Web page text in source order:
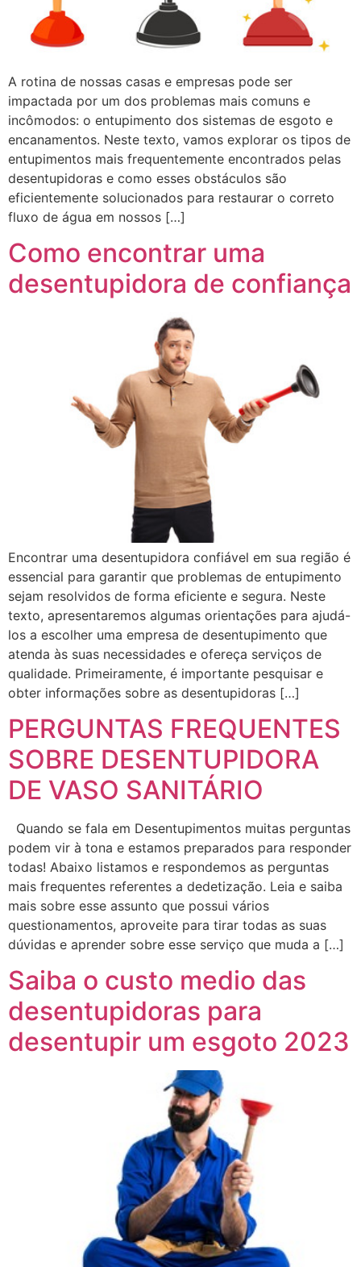
A rotina de nossas casas e empresas pode ser
impactada por um dos problemas mais comuns e
incômodos: o entupimento dos sistemas de esgoto e
encanamentos. Neste texto, vamos explorar os tipos de
entupimentos mais frequentemente encontrados pelas
desentupidoras e como esses obstáculos são
eficientemente solucionados para restaurar o correto
fluxo de água em nossos […]
Como encontrar uma
desentupidora de confiança
Encontrar uma desentupidora confiável em sua região é
essencial para garantir que problemas de entupimento
sejam resolvidos de forma eficiente e segura. Neste
texto, apresentaremos algumas orientações para ajudá-
los a escolher uma empresa de desentupimento que
atenda às suas necessidades e ofereça serviços de
qualidade. Primeiramente, é importante pesquisar e
obter informações sobre as desentupidoras […]
PERGUNTAS FREQUENTES
SOBRE DESENTUPIDORA
DE VASO SANITÁRIO
Quando se fala em Desentupimentos muitas perguntas
podem vir à tona e estamos preparados para responder
todas! Abaixo listamos e respondemos as perguntas
mais frequentes referentes a dedetização. Leia e saiba
mais sobre esse assunto que possui vários
questionamentos, aproveite para tirar todas as suas
dúvidas e aprender sobre esse serviço que muda a […]
Saiba o custo medio das
desentupidoras para
desentupir um esgoto 2023